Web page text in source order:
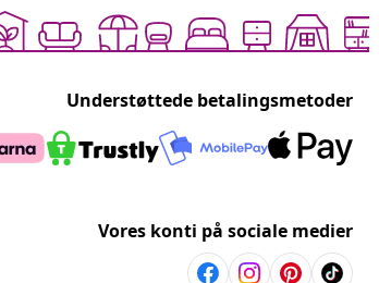
Understøttede betalingsmetoder
Vores konti på sociale medier